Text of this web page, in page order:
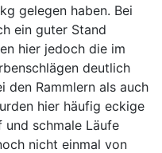
gelegen haben. Bei
ein guter Stand
hier jedoch die im
deutlich
den Rammlern als auch
hier häufig eckige
und schmale Läufe
nicht einmal von